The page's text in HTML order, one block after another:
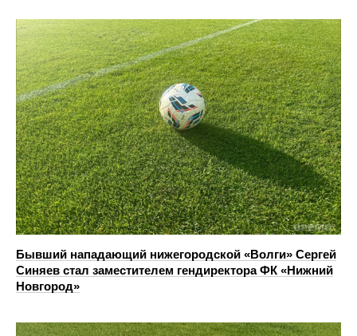
Бывший нападающий нижегородской «Волги» Сергей
Синяев стал заместителем гендиректора ФК «Нижний
Новгород»